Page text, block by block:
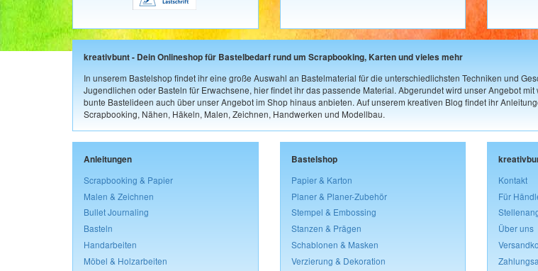
kreativbunt - Dein Onlineshop für Bastelbedarf rund um Scrapbooking, Karten und vieles mehr
In unserem Bastelshop findet ihr eine große Auswahl an Bastelmaterial für die unterschiedlichsten Techniken und
Jugendlichen oder Basteln für Erwachsene, hier findet ihr das passende Material. Abgerundet wird unser Angebot
bunte Bastelideen auch über unser Angebot im Shop hinaus anbieten. Auf unserem kreativen Blog findet ihr
Scrapbooking, Nähen, Häkeln, Malen, Zeichnen, Handwerken und Modellbau.
Anleitungen
Scrapbooking & Papier
Malen & Zeichnen
Bullet Journaling
Basteln
Handarbeiten
Möbel & Holzarbeiten
Bastelshop
Papier & Karton
Planer & Planer-Zubehör
Stempel & Embossing
Stanzen & Prägen
Schablonen & Masken
Verzierung & Dekoration
Kontakt
Für
Über uns